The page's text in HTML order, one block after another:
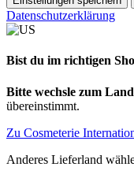
Datenschutzerklärung
Bist du im richtigen
Bitte wechsle zum Land
übereinstimmt.
Zu Cosmeterie
Anderes Lieferland